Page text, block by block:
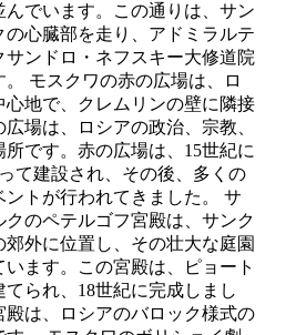
んでいます。この通りは、サン
の心臓部を走り、アドミラルテ
サンドロ・ネフスキー大修道院
。 モスクワの赤の広場は、ロ
心地で、クレムリンの壁に隣接
場は、ロシアの政治、宗教、
です。赤の広場は、15世紀に
て建設され、その後、多くの
トが行われてきました。 サ
クのペテルゴフ宮殿は、サンク
郊外に位置し、その壮大な庭園
います。この宮殿は、ピョート
てられ、18世紀に完成しまし
殿は、ロシアのバロック様式の